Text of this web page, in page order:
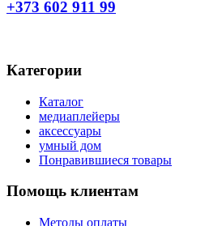
+373 602 911 99
Категории
Каталог
медиаплейеры
аксессуары
умный дом
Понравившиеся товары
Помощь клиентам
Методы оплаты